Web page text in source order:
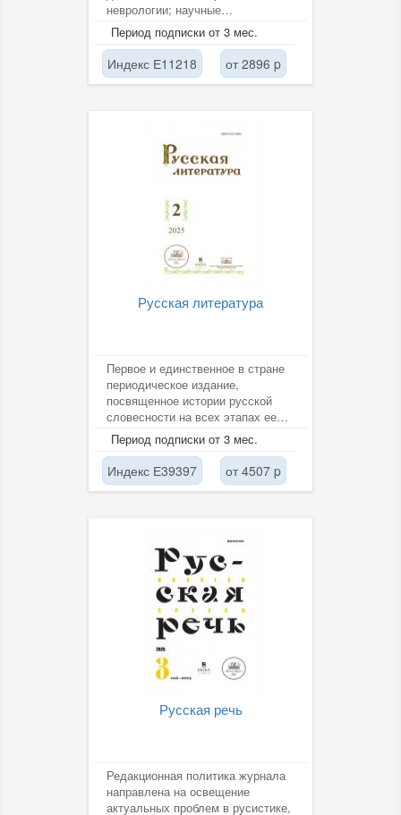
неврологии; научные
исследования в области
восстановительной,...
Период подписки от 3 мес.
Индекс Е11218 от 2896 p
Русская литература
Первое и единственное в стране
периодическое издание,
посвященное истории русской
словесности на всех этапах ее
развития. Отражает
современное...
Период подписки от 3 мес.
Индекс Е39397 от 4507 p
Русская речь
Редакционная политика журнала
направлена на освещение
актуальных проблем в русистике,